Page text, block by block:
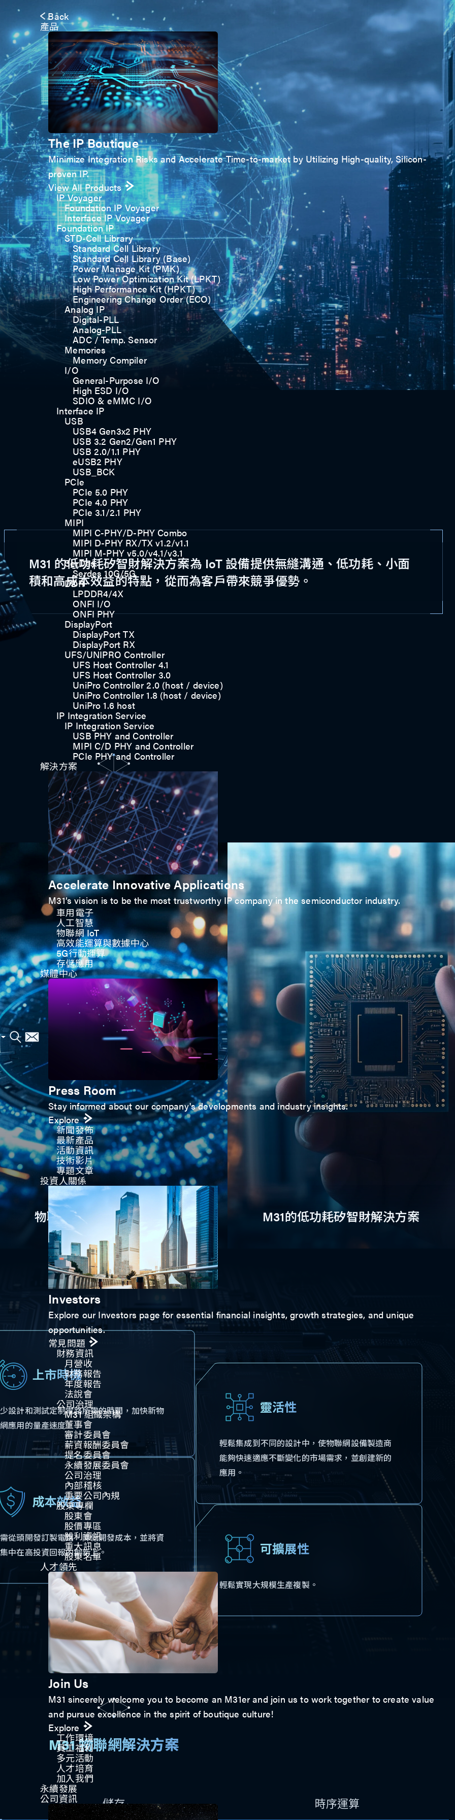
Back
產品
The IP Boutique
Minimize Integration Risks and Accelerate Time-to-market by Utilizing High-quality, Silicon-
proven IP.
View All Products
IP Voyager
Foundation IP Voyager
Interface IP Voyager
Foundation IP
STD-Cell Library
Standard Cell Library
Standard Cell Library (Base)
Power Manage Kit (PMK)
Low Power Optimization Kit (LPKT)
High Performance Kit (HPKT)
Engineering Change Order (ECO)
Analog IP
Digital-PLL
Analog-PLL
ADC / Temp. Sensor
Memories
Memory Compiler
I/O
General-Purpose I/O
High ESD I/O
SDIO & eMMC I/O
Interface IP
USB
USB4 Gen3x2 PHY
USB 3.2 Gen2/Gen1 PHY
USB 2.0/1.1 PHY
eUSB2 PHY
USB_BCK
PCIe
PCIe 5.0 PHY
PCIe 4.0 PHY
PCIe 3.1/2.1 PHY
MIPI
MIPI C-PHY/D-PHY Combo
MIPI D-PHY RX/TX v1.2/v1.1
MIPI M-PHY v5.0/v4.1/v3.1
SerDes
Serdes 10G/5G
DDR
LPDDR4/4X
ONFI I/O
ONFI PHY
DisplayPort
DisplayPort TX
DisplayPort RX
UFS/UNIPRO Controller
UFS Host Controller 4.1
UFS Host Controller 3.0
UniPro Controller 2.0 (host / device)
UniPro Controller 1.8 (host / device)
UniPro 1.6 host
IP Integration Service
IP Integration Service
USB PHY and Controller
MIPI C/D PHY and Controller
PCIe PHY and Controller
解決方案
Accelerate Innovative Applications
M31’s vision is to be the most trustworthy IP company in the semiconductor industry.
車用電子
人工智慧
物聯網 IoT
高效能運算與數據中心
5G行動運算
存儲應用
媒體中心
Press Room
Stay informed about our company's developments and industry insights.
Explore
新聞發佈
最新產品
活動資訊
技術影片​
專題文章
投資人關係
Investors
Explore our Investors page for essential financial insights, growth strategies, and unique
opportunities.
常見問題
財務資訊
月營收
財務報告
年度報告
法說會
公司治理​
M31 組織架構
董事會
審計委員會
薪資報酬委員會
提名委員會
永續發展委員會
公司治理
內部稽核
重要公司內規​​
股東專欄
股東會
股價專區
股利資訊
重大訊息
股東名單
人才領先
Join Us
M31 sincerely welcome you to become an M31er and join us to work together to create value
and pursue excellence in the spirit of boutique culture!
Explore
工作環境
員工福利
多元活動
人才培育
加入我們
永續發展
公司資訊
M31 的低功耗矽智財解決方案為 IoT 設備提供無縫溝通、低功耗、小面
積和高成本效益的特點，從而為客戶帶來競爭優勢。
引領未來，驅動創新
物聯網SoC設計中的關鍵因素 M31的低功耗矽智財解決方案
上市時機
設計和測試定制電路所需的時間，加快新物
應用的量產速度。
成本效益
從頭開發訂製電路，降低開發成本，並將資
中在高投資回報的創新上。
靈活性
輕鬆集成到不同的設計中，使物聯網設備製造商
能夠快速適應不斷變化的市場需求，並創建新的
應用。
可擴展性
輕鬆實現大規模生產複製。
M31 物聯網解決方案
儲存 時序運算